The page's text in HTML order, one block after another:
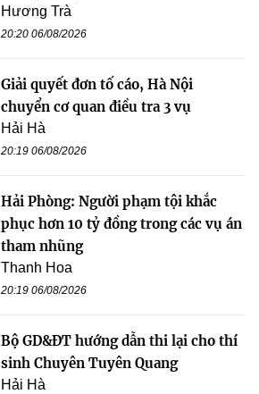
Hương Trà
20:20 06/08/2026
Giải quyết đơn tố cáo, Hà Nội
chuyển cơ quan điều tra 3 vụ
Hải Hà
20:19 06/08/2026
Hải Phòng: Người phạm tội khắc
phục hơn 10 tỷ đồng trong các vụ án
tham nhũng
Thanh Hoa
20:19 06/08/2026
Bộ GD&ĐT hướng dẫn thi lại cho thí
sinh Chuyên Tuyên Quang
Hải Hà